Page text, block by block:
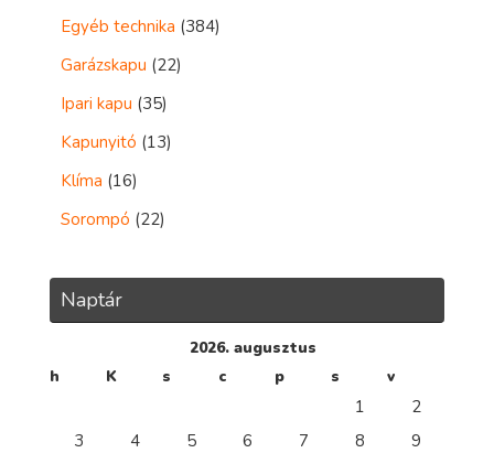
Egyéb technika (384)
Garázskapu (22)
Ipari kapu (35)
Kapunyitó (13)
Klíma (16)
Sorompó (22)
Naptár
2026. augusztus
h
K s c p s v
1
2
3
4 5 6 7 8 9